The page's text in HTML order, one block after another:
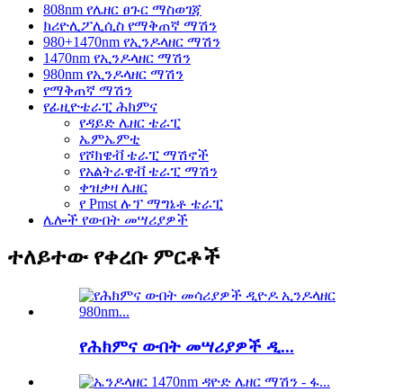
808nm የሌዘር ፀጉር ማስወገጃ
ክሪዮሊፖሊሲስ የማቅጠኛ ማሽን
980+1470nm የኢንዶላዘር ማሽን
1470nm የኢንዶላዘር ማሽን
980nm የኢንዶላዘር ማሽን
የማቅጠኛ ማሽን
የፊዚዮቴራፒ ሕክምና
የዳይድ ሌዘር ቴራፒ
ኤምኤምቲ
የሾክዌቭ ቴራፒ ማሽኖች
የአልትራዌቭ ቴራፒ ማሽን
ቀዝቃዛ ሌዘር
የ Pmst ሉፕ ማግኔቶ ቴራፒ
ሌሎች የውበት መሣሪያዎች
ተለይተው የቀረቡ ምርቶች
የሕክምና ውበት መሣሪያዎች ዲ...